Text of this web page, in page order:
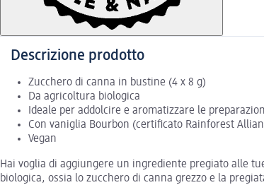
Descrizione prodotto
Zucchero di canna in bustine (4 x 8 g)
Da agricoltura biologica
Ideale per addolcire e aromatizzare le
Con vaniglia Bourbon (certificato Rainforest
Vegan
Hai voglia di aggiungere un ingrediente pregiato alle
biologica, ossia lo zucchero di canna grezzo e la